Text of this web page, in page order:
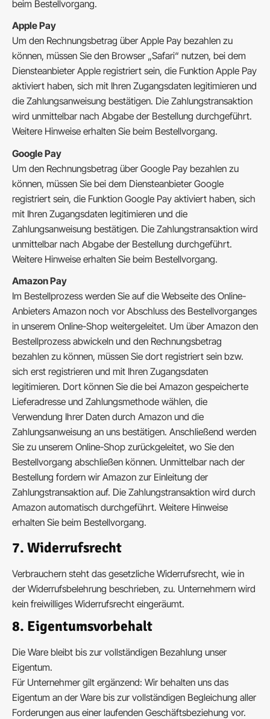
beim Bestellvorgang.
Apple Pay
Um den Rechnungsbetrag über Apple Pay bezahlen zu
können, müssen Sie den Browser „Safari“ nutzen, bei dem
Diensteanbieter Apple registriert sein, die Funktion Apple Pay
aktiviert haben, sich mit Ihren Zugangsdaten legitimieren und
die Zahlungsanweisung bestätigen. Die Zahlungstransaktion
wird unmittelbar nach Abgabe der Bestellung durchgeführt.
Weitere Hinweise erhalten Sie beim Bestellvorgang.
Google Pay
Um den Rechnungsbetrag über Google Pay bezahlen zu
können, müssen Sie bei dem Diensteanbieter Google
registriert sein, die Funktion Google Pay aktiviert haben, sich
mit Ihren Zugangsdaten legitimieren und die
Zahlungsanweisung bestätigen. Die Zahlungstransaktion wird
unmittelbar nach Abgabe der Bestellung durchgeführt.
Weitere Hinweise erhalten Sie beim Bestellvorgang.
Amazon Pay
Im Bestellprozess werden Sie auf die Webseite des Online-
Anbieters Amazon noch vor Abschluss des Bestellvorganges
in unserem Online-Shop weitergeleitet. Um über Amazon den
Bestellprozess abwickeln und den Rechnungsbetrag
bezahlen zu können, müssen Sie dort registriert sein bzw.
sich erst registrieren und mit Ihren Zugangsdaten
legitimieren. Dort können Sie die bei Amazon gespeicherte
Lieferadresse und Zahlungsmethode wählen, die
Verwendung Ihrer Daten durch Amazon und die
Zahlungsanweisung an uns bestätigen. Anschließend werden
Sie zu unserem Online-Shop zurückgeleitet, wo Sie den
Bestellvorgang abschließen können. Unmittelbar nach der
Bestellung fordern wir Amazon zur Einleitung der
Zahlungstransaktion auf. Die Zahlungstransaktion wird durch
Amazon automatisch durchgeführt. Weitere Hinweise
erhalten Sie beim Bestellvorgang.
7. Widerrufsrecht
Verbrauchern steht das gesetzliche Widerrufsrecht, wie in
der Widerrufsbelehrung beschrieben, zu. Unternehmern wird
kein freiwilliges Widerrufsrecht eingeräumt.
8. Eigentumsvorbehalt
Die Ware bleibt bis zur vollständigen Bezahlung unser
Eigentum.
Für Unternehmer gilt ergänzend: Wir behalten uns das
Eigentum an der Ware bis zur vollständigen Begleichung aller
Forderungen aus einer laufenden Geschäftsbeziehung vor.